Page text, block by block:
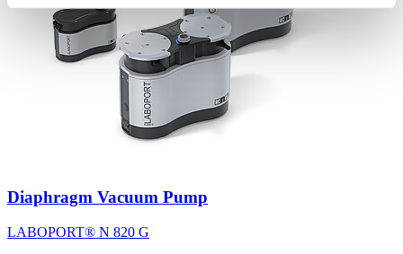
Diaphragm Vacuum Pump
LABOPORT® N 820 G